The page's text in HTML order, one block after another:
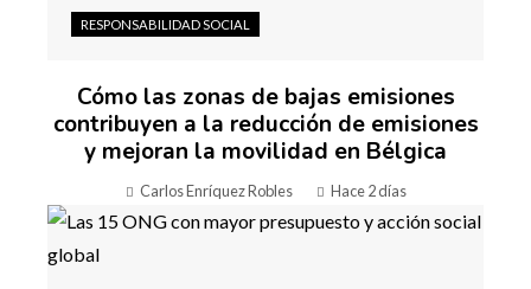
RESPONSABILIDAD SOCIAL
Cómo las zonas de bajas emisiones
contribuyen a la reducción de emisiones
y mejoran la movilidad en Bélgica
Carlos Enríquez Robles Hace 2 días